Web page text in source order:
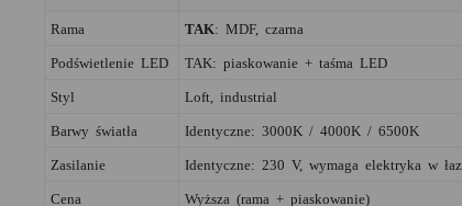
Rama TAK: MDF, czarna
Podświetlenie LED TAK: piaskowanie + taśma LED
Styl Loft, industrial
Barwy światła Identyczne: 3000K / 4000K / 6500K
Zasilanie Identyczne: 230 V, wymaga elektryka w
Cena Wyższa (rama + piaskowanie)